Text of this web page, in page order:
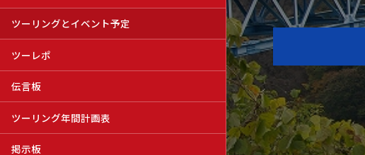
ツーリングとイベント予定
ツーレポ
伝言板
ツーリング年間計画表
掲示板